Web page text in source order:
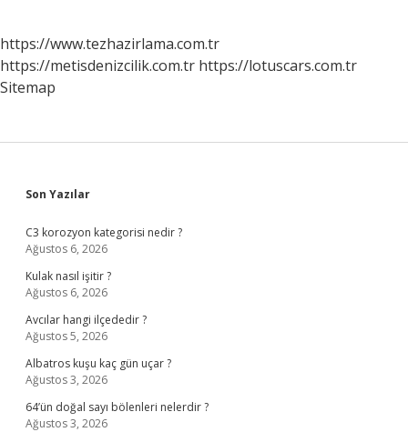
https://www.tezhazirlama.com.tr
https://metisdenizcilik.com.tr https://lotuscars.com.tr
Sitemap
Sidebar
Son Yazılar
C3 korozyon kategorisi nedir ?
Ağustos 6, 2026
Kulak nasıl işitir ?
Ağustos 6, 2026
Avcılar hangi ilçededir ?
Ağustos 5, 2026
Albatros kuşu kaç gün uçar ?
Ağustos 3, 2026
64’ün doğal sayı bölenleri nelerdir ?
Ağustos 3, 2026